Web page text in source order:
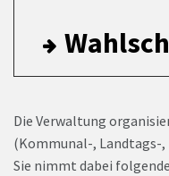
Die Verwaltung
(Kommunal-, Landtags-,
Sie nimmt dabei